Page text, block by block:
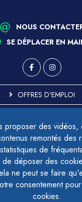
proposer des vidéos,
remontés des
de
de déposer des
ne peut se faire
consentement
cookies.
NOUS
SE DÉPLACER EN
OFFRES D'EMPLOI
- PARTIELLEMENT
PLAN DU SITE
MENTIONS LÉGALES
DÉLÉGUÉ À LA
GESTION DES